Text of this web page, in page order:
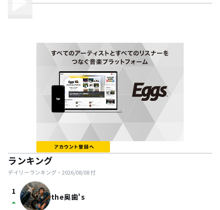
ランキング
デイリーランキング・ 2026/08/08付
1
arrow_drop_up the奥歯's